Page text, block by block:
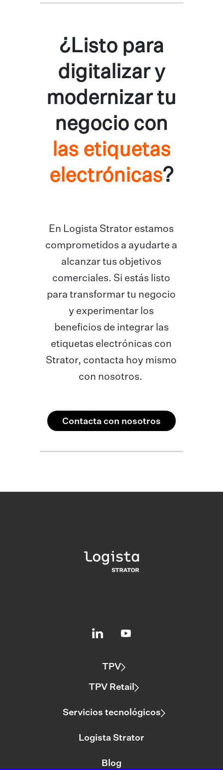
¿Listo para
digitalizar y
modernizar tu
negocio con
las etiquetas
electrónicas?
En Logista Strator estamos
comprometidos a ayudarte a
alcanzar tus objetivos
comerciales. Si estás listo
para transformar tu negocio
y experimentar los
beneficios de integrar las
etiquetas electrónicas con
Strator, contacta hoy mismo
con nosotros.
Contacta con nosotros
TPV
TPV Retail
Servicios tecnológicos
Logista Strator
Blog